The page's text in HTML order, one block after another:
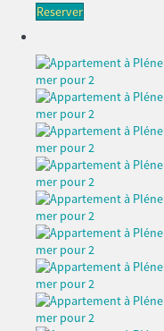
Reserver